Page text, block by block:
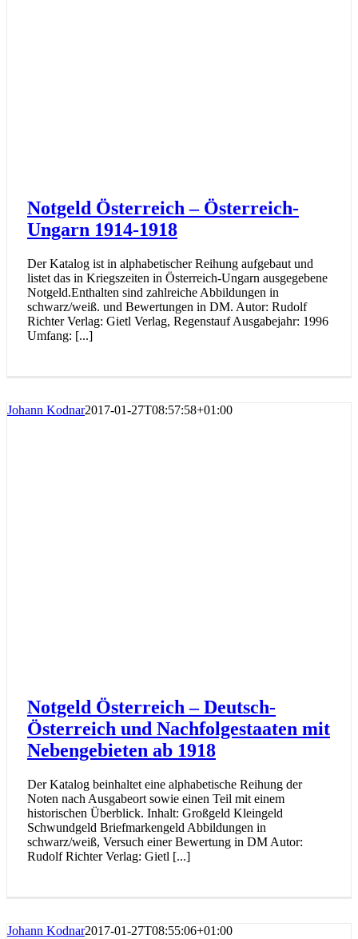
Notgeld Österreich – Österreich-
Ungarn 1914-1918
Der Katalog ist in alphabetischer Reihung aufgebaut und
listet das in Kriegszeiten in Österreich-Ungarn ausgegebene
Notgeld.Enthalten sind zahlreiche Abbildungen in
schwarz/weiß. und Bewertungen in DM. Autor: Rudolf
Richter Verlag: Gietl Verlag, Regenstauf Ausgabejahr: 1996
Umfang: [...]
Johann Kodnar2017-01-27T08:57:58+01:00
Notgeld Österreich – Deutsch-
Österreich und Nachfolgestaaten mit
Nebengebieten ab 1918
Der Katalog beinhaltet eine alphabetische Reihung der
Noten nach Ausgabeort sowie einen Teil mit einem
historischen Überblick. Inhalt: Großgeld Kleingeld
Schwundgeld Briefmarkengeld Abbildungen in
schwarz/weiß, Versuch einer Bewertung in DM Autor:
Rudolf Richter Verlag: Gietl [...]
Johann Kodnar2017-01-27T08:55:06+01:00